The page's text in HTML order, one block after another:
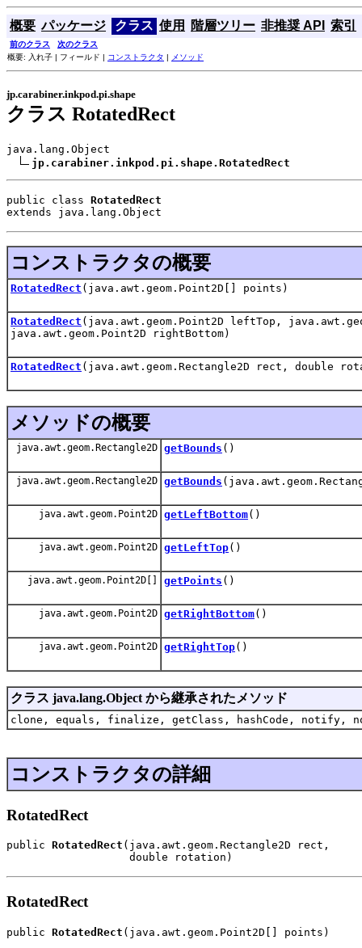
概要 パッケージ クラス 使用 階層ツリー 非推奨 API 索引
前のクラス
次のクラス
概要: 入れ子 | フィールド | コンストラクタ | メソッド
jp.carabiner.inkpod.pi.shape
クラス RotatedRect
java.lang.Object
jp.carabiner.inkpod.pi.shape.RotatedRect
public class RotatedRect
extends java.lang.Object
コンストラクタの概要
RotatedRect (java.awt.geom.Point2D[] points)
RotatedRect (java.awt.geom.Point2D leftTop,
java.awt.geom.Point2D rightBottom)
RotatedRect (java.awt.geom.Rectangle2D rect, double
メソッドの概要
java.awt.geom.Rectangle2D getBounds ()
java.awt.geom.Rectangle2D getBounds
java.awt.geom.Point2D getLeftBottom()
java.awt.geom.Point2D getLeftTop()
java.awt.geom.Point2D[] getPoints ()
java.awt.geom.Point2D getRightBottom()
java.awt.geom.Point2D getRightTop()
クラス java.lang.Object から継承されたメソッド
clone, equals, finalize, getClass, hashCode,
コンストラクタの詳細
RotatedRect
public RotatedRect (java.awt.geom.Rectangle2D rect,
                   double rotation)
RotatedRect
public RotatedRect (java.awt.geom.Point2D[] points)